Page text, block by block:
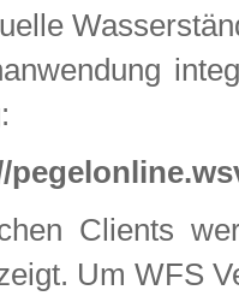
Clients
Um WFS